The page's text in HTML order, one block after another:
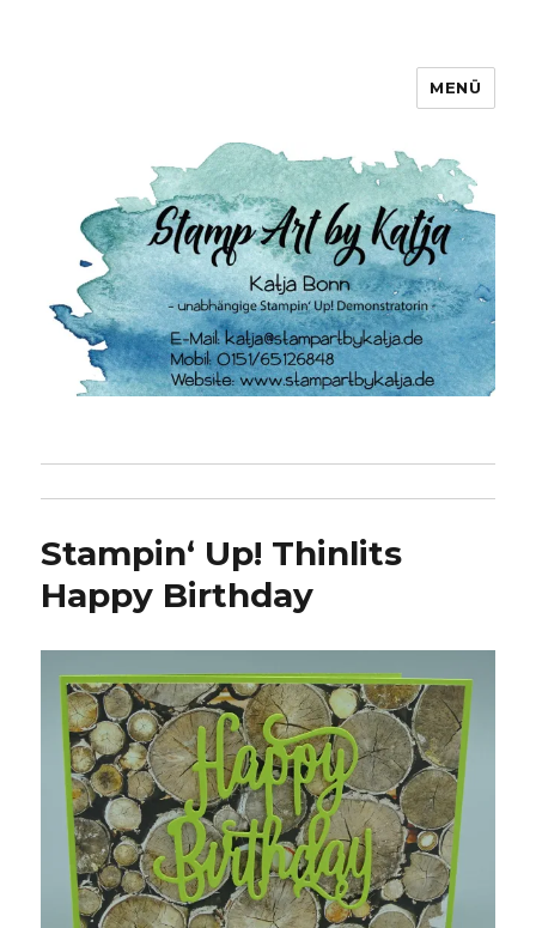
MENÜ
Stampin‘ Up! Thinlits
Happy Birthday